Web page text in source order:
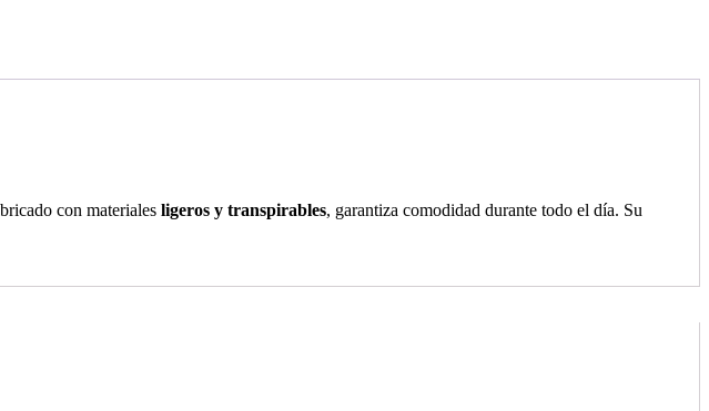
con materiales ligeros y transpirables, garantiza comodidad durante todo el día. Su